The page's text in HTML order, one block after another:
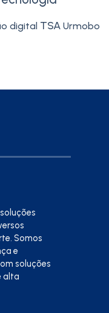
digital TSA Urmobo
Somos
e
soluções
alta